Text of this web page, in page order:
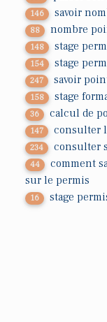
146 savoir
88 nombre
148 stage
154 stage
247 savoir
158 stage
36 calcul de
147 consulter
234 consulter
44
comment
sur le permis
16 stage